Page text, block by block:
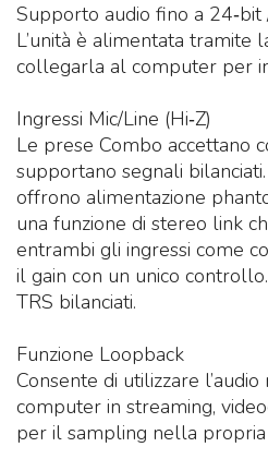
Supporto audio fino a
L’unità è alimentata tramite
collegarla al computer per
Ingressi Mic/Line (Hi‑Z)
Le prese Combo accettano
supportano segnali
offrono alimentazione
una funzione di stereo link
entrambi gli ingressi come
il gain con un unico
TRS bilanciati.
Funzione Loopback
Consente di utilizzare
computer in streaming,
per il sampling nella